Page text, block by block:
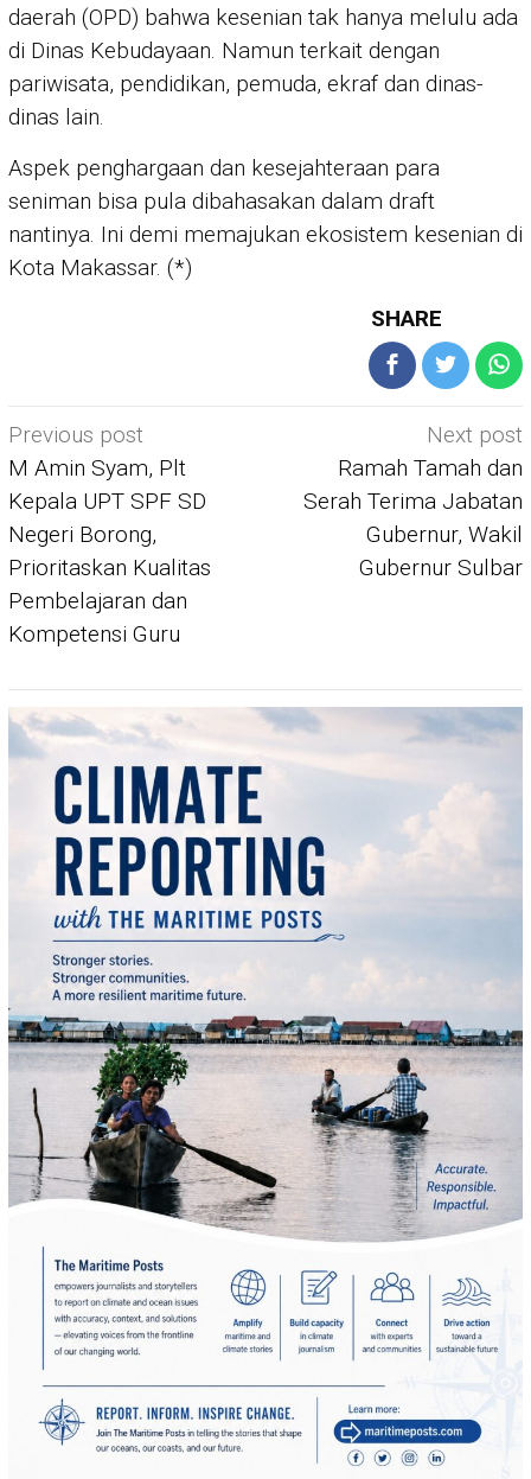
daerah (OPD) bahwa kesenian tak hanya melulu ada
di Dinas Kebudayaan. Namun terkait dengan
pariwisata, pendidikan, pemuda, ekraf dan dinas-
dinas lain.
Aspek penghargaan dan kesejahteraan para
seniman bisa pula dibahasakan dalam draft
nantinya. Ini demi memajukan ekosistem kesenian di
Kota Makassar. (*)
SHARE
Post
navigation
Previous post
M Amin Syam, Plt
Kepala UPT SPF SD
Negeri Borong,
Prioritaskan Kualitas
Pembelajaran dan
Kompetensi Guru
Next post
Ramah Tamah dan
Serah Terima Jabatan
Gubernur, Wakil
Gubernur Sulbar